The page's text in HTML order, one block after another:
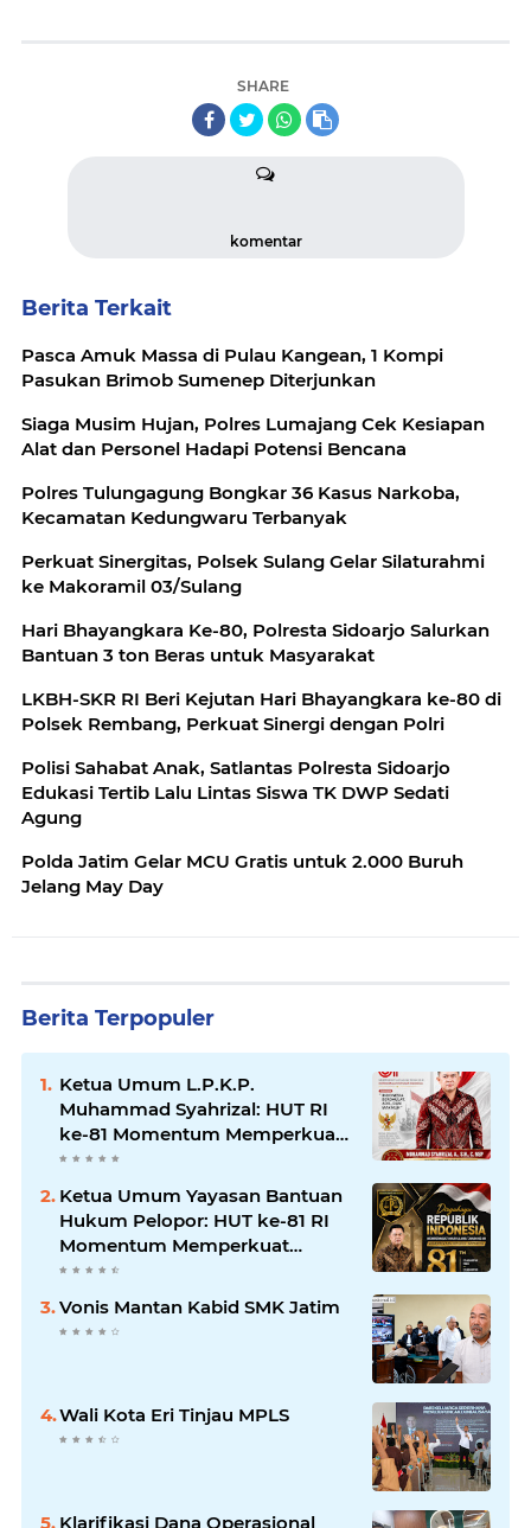
SHARE
komentar
Berita Terkait
Pasca Amuk Massa di Pulau Kangean, 1 Kompi
Pasukan Brimob Sumenep Diterjunkan
Siaga Musim Hujan, Polres Lumajang Cek Kesiapan
Alat dan Personel Hadapi Potensi Bencana
Polres Tulungagung Bongkar 36 Kasus Narkoba,
Kecamatan Kedungwaru Terbanyak
Perkuat Sinergitas, Polsek Sulang Gelar Silaturahmi
ke Makoramil 03/Sulang
Hari Bhayangkara Ke-80, Polresta Sidoarjo Salurkan
Bantuan 3 ton Beras untuk Masyarakat
LKBH-SKR RI Beri Kejutan Hari Bhayangkara ke-80 di
Polsek Rembang, Perkuat Sinergi dengan Polri
Polisi Sahabat Anak, Satlantas Polresta Sidoarjo
Edukasi Tertib Lalu Lintas Siswa TK DWP Sedati
Agung
Polda Jatim Gelar MCU Gratis untuk 2.000 Buruh
Jelang May Day
Berita Terpopuler
Ketua Umum L.P.K.P.
Muhammad Syahrizal: HUT RI
ke-81 Momentum Memperkuat
Persatuan dan Keadilan bagi
Ketua Umum Yayasan Bantuan
Hukum Pelopor: HUT ke-81 RI
Momentum Memperkuat
Keadilan, Persatuan, dan
Pengabdian kepada Masyarakat
Vonis Mantan Kabid SMK Jatim
Wali Kota Eri Tinjau MPLS
Klarifikasi Dana Operasional